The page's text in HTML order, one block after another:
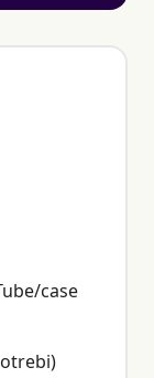
case